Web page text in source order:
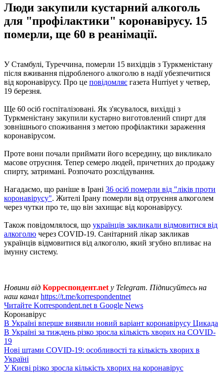
Люди закупили кустарний алкоголь
для "профілактики" коронавірусу. 15
померли, ще 60 в реанімації.
У Стамбулі, Туреччина, померли 15 вихідців з Туркменістану
після вживання підробленого алкоголю в надії убезпечитися
від коронавірусу. Про це повідомляє газета Hurriyet у четвер,
19 березня.
Ще 60 осіб госпіталізовані. Як з'ясувалося, вихідці з
Туркменістану закупили кустарно виготовлений спирт для
зовнішнього споживання з метою профілактики зараження
коронавірусом.
Проте вони почали приймати його всередину, що викликало
масове отруєння. Тепер семеро людей, причетних до продажу
спирту, затримані. Розпочато розслідування.
Нагадаємо, що раніше в Ірані 36 осіб померли від "ліків проти
коронавірусу". Жителі Ірану померли від отруєння алкоголем
через чутки про те, що він захищає від коронавірусу.
Також повідомлялося, що українців закликали відмовитися від
алкоголю через COVID-19. Санітарний лікар закликав
українців відмовитися від алкоголю, який згубно впливає на
імунну систему.
Новини від Корреспондент.net у Telegram. Підписуйтесь на
наш канал https://t.me/korrespondentnet
Читайте Korrespondent.net в Google News
Коронавірус
В Україні вперше виявили новий варіант коронавірусу Цикада
В Україні за тиждень різко зросла кількість хворих на COVID-
19
Нові штами COVID-19: особливості та кількість хворих в
Україні
У Києві різко зросла кількість хворих на коронавірус